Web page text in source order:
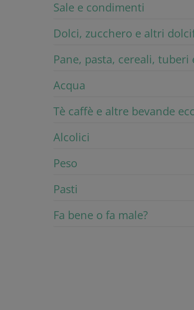
Sale e condimenti
Dolci, zucchero e altri
Pane, pasta, cereali,
Acqua
Tè caffè e altre bevande
Alcolici
Peso
Pasti
Fa bene o fa male?